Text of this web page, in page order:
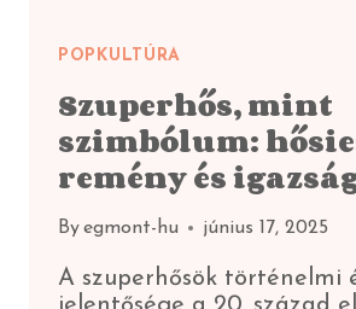
POPKULTÚRA
Szuperhős, mint
szimbólum:
remény és
Byegmont-hu június 17, 2025
A szuperhősök történelmi